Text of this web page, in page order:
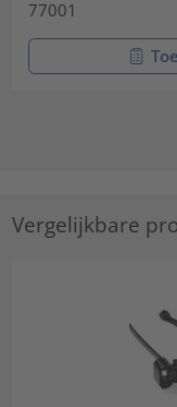
77001
Vergelijkbare